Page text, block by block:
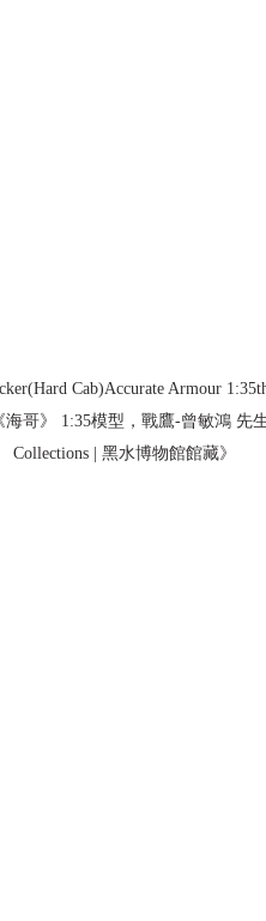
Cab)Accurate Armour
哥》 1:35模型，戰鷹-曾敏鴻 先
Collections | 黑水博物館館藏》